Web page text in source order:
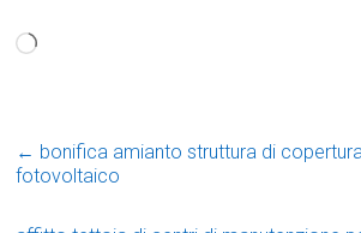
Caricamento
← bonifica amianto struttura di
fotovoltaico